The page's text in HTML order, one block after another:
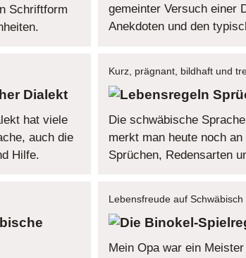
Schriftform
gemeinter Versuch einer
Anekdoten und den
Dialekt
hat viele
auch die
Hilfe.
Kurz, prägnant, bildhaft und
Die schwäbische
merkt man heute noch
Sprüchen, Redensarten
Lebensfreude auf Schwäbisch
Mein Opa war ein